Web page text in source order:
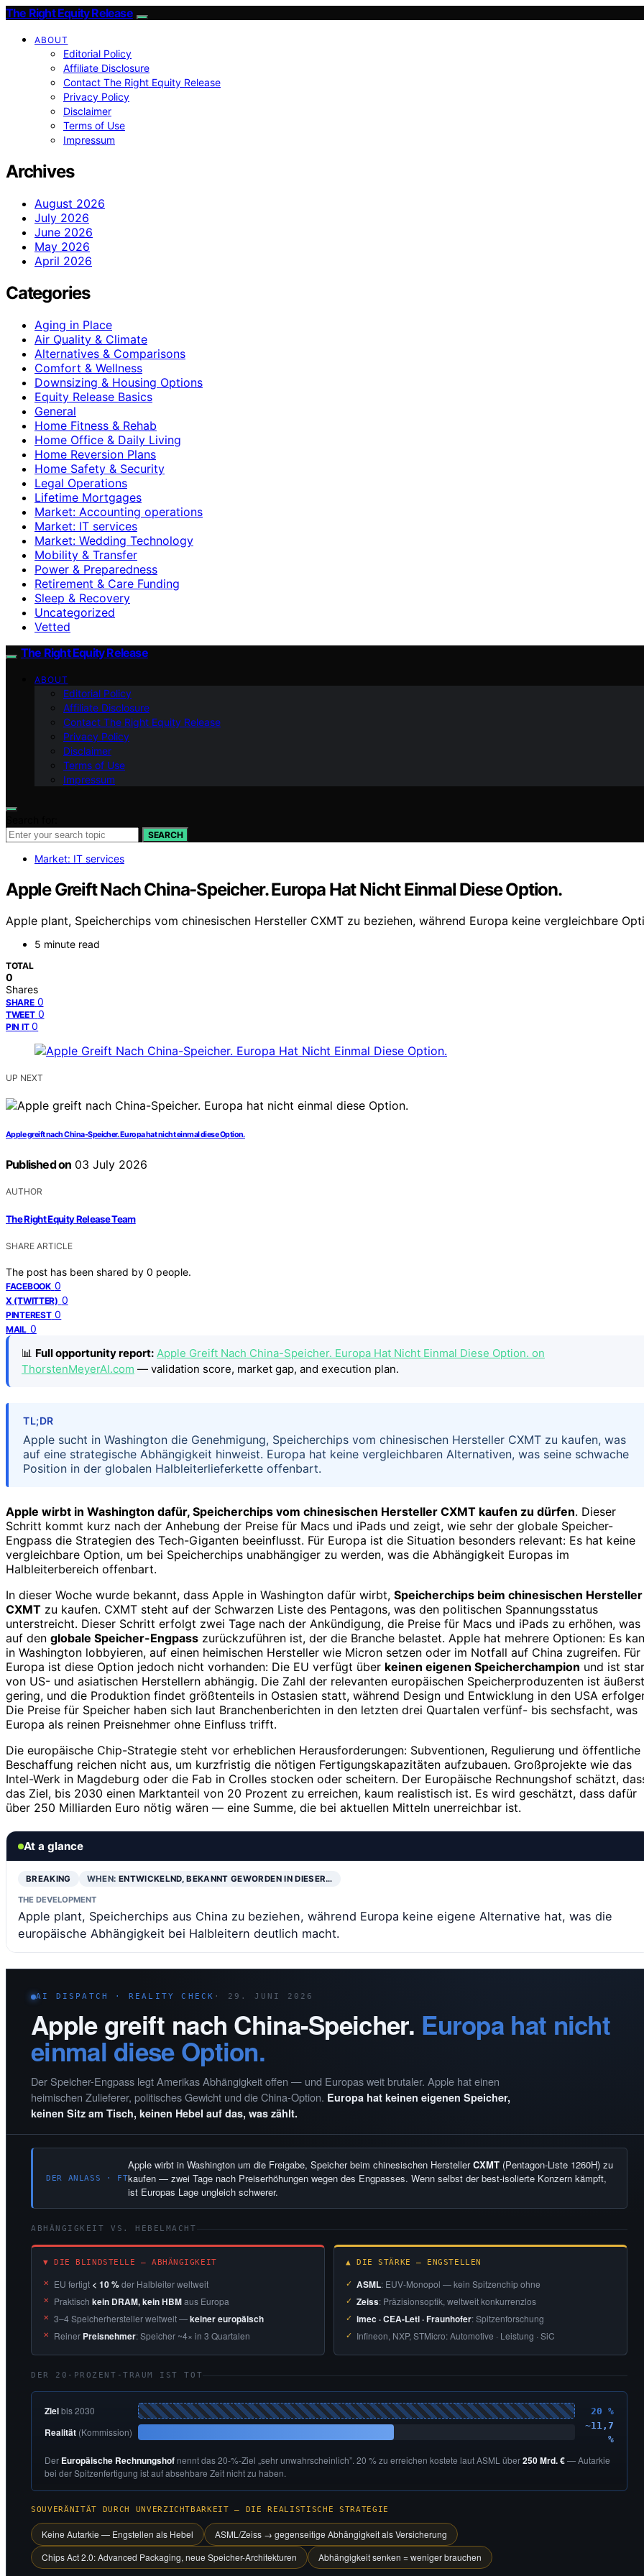
The Right Equity Release
ABOUT
Editorial Policy
Affiliate Disclosure
Contact The Right Equity Release
Privacy Policy
Disclaimer
Terms of Use
Impressum
Archives
August 2026
July 2026
June 2026
May 2026
April 2026
Categories
Aging in Place
Air Quality & Climate
Alternatives & Comparisons
Comfort & Wellness
Downsizing & Housing Options
Equity Release Basics
General
Home Fitness & Rehab
Home Office & Daily Living
Home Reversion Plans
Home Safety & Security
Legal Operations
Lifetime Mortgages
Market: Accounting operations
Market: IT services
Market: Wedding Technology
Mobility & Transfer
Power & Preparedness
Retirement & Care Funding
Sleep & Recovery
Uncategorized
Vetted
The Right Equity Release
ABOUT
Editorial Policy
Affiliate Disclosure
Contact The Right Equity Release
Privacy Policy
Disclaimer
Terms of Use
Impressum
SEARCH
Market: IT services
Apple Greift Nach China-Speicher. Europa Hat Nicht Einmal Diese Option.
Apple plant, Speicherchips vom chinesischen Hersteller CXMT zu beziehen, während Europa keine vergleichbare
5 minute read
TOTAL
0
Shares
SHARE 0
TWEET 0
PIN IT 0
UP NEXT
Apple greift nach China-Speicher. Europa hat nicht einmal diese Option.
Published on 03 July 2026
AUTHOR
The Right Equity Release Team
SHARE ARTICLE
The post has been shared by 0 people.
FACEBOOK 0
X (TWITTER) 0
PINTEREST 0
MAIL 0
📊 Full opportunity report: Apple Greift Nach China-Speicher. Europa Hat Nicht Einmal Diese Option. on
ThorstenMeyerAI.com — validation score, market gap, and execution plan.
TL;DR
Apple sucht in Washington die Genehmigung, Speicherchips vom chinesischen Hersteller CXMT zu kaufen, was
auf eine strategische Abhängigkeit hinweist. Europa hat keine vergleichbaren Alternativen, was seine schwache
Position in der globalen Halbleiterlieferkette offenbart.
Apple wirbt in Washington dafür, Speicherchips vom chinesischen Hersteller CXMT kaufen zu dürfen. Dieser
Schritt kommt kurz nach der Anhebung der Preise für Macs und iPads und zeigt, wie sehr der globale Speicher-
Engpass die Strategien des Tech-Giganten beeinflusst. Für Europa ist die Situation besonders relevant: Es hat keine
vergleichbare Option, um bei Speicherchips unabhängiger zu werden, was die Abhängigkeit Europas im
Halbleiterbereich offenbart.
In dieser Woche wurde bekannt, dass Apple in Washington dafür wirbt, Speicherchips beim chinesischen Hersteller
CXMT zu kaufen. CXMT steht auf der Schwarzen Liste des Pentagons, was den politischen Spannungsstatus
unterstreicht. Dieser Schritt erfolgt zwei Tage nach der Ankündigung, die Preise für Macs und iPads zu erhöhen, was
auf den globale Speicher-Engpass zurückzuführen ist, der die Branche belastet. Apple hat mehrere Optionen: Es
in Washington lobbyieren, auf einen heimischen Hersteller wie Micron setzen oder im Notfall auf China zugreifen. Für
Europa ist diese Option jedoch nicht vorhanden: Die EU verfügt über keinen eigenen Speicherchampion und ist
von US- und asiatischen Herstellern abhängig. Die Zahl der relevanten europäischen Speicherproduzenten ist äußerst
gering, und die Produktion findet größtenteils in Ostasien statt, während Design und Entwicklung in den USA
Die Preise für Speicher haben sich laut Branchenberichten in den letzten drei Quartalen verfünf- bis sechsfacht, was
Europa als reinen Preisnehmer ohne Einfluss trifft.
Die europäische Chip-Strategie steht vor erheblichen Herausforderungen: Subventionen, Regulierung und öffentliche
Beschaffung reichen nicht aus, um kurzfristig die nötigen Fertigungskapazitäten aufzubauen. Großprojekte wie das
Intel-Werk in Magdeburg oder die Fab in Crolles stocken oder scheitern. Der Europäische Rechnungshof schätzt,
das Ziel, bis 2030 einen Marktanteil von 20 Prozent zu erreichen, kaum realistisch ist. Es wird geschätzt, dass dafür
über 250 Milliarden Euro nötig wären — eine Summe, die bei aktuellen Mitteln unerreichbar ist.
At a glance
BREAKING WHEN: ENTWICKELND, BEKANNT GEWORDEN IN DIESER…
THE DEVELOPMENT
Apple plant, Speicherchips aus China zu beziehen, während Europa keine eigene Alternative hat, was die
europäische Abhängigkeit bei Halbleitern deutlich macht.
AI DISPATCH · REALITY CHECK · 29. JUNI 2026
Apple greift nach China-Speicher. Europa hat nicht
einmal diese Option.
Der Speicher-Engpass legt Amerikas Abhängigkeit offen — und Europas weit brutaler. Apple hat einen
heimischen Zulieferer, politisches Gewicht und die China-Option. Europa hat keinen eigenen Speicher,
keinen Sitz am Tisch, keinen Hebel auf das, was zählt.
DER ANLASS · FT
Apple wirbt in Washington um die Freigabe, Speicher beim chinesischen HerstellerCXMT (Pentagon-Liste 1260H) zu
kaufen — zwei Tage nach Preiserhöhungen wegen des Engpasses. Wenn selbst der best-isolierte Konzern kämpft,
ist Europas Lage ungleich schwerer.
ABHÄNGIGKEIT VS. HEBELMACHT
▼ DIE BLINDSTELLE — ABHÄNGIGKEIT
EU fertigt < 10 %der Halbleiter weltweit
Praktisch kein DRAM, kein HBMaus Europa
3–4 Speicherhersteller weltweit —keiner europäisch
Reiner Preisnehmer: Speicher ~4× in 3 Quartalen
▲ DIE STÄRKE — ENGSTELLEN
ASML: EUV-Monopol — kein Spitzenchip ohne
Zeiss: Präzisionsoptik, weltweit konkurrenzlos
imec · CEA-Leti · Fraunhofer: Spitzenforschung
Infineon, NXP, STMicro: Automotive · Leistung · SiC
DER 20-PROZENT-TRAUM IST TOT
Zielbis 2030 20 %
Realität (Kommission)
~11,7
%
Der Europäische Rechnungshof nennt das 20-%-Ziel „sehr unwahrscheinlich”. 20 % zu erreichen kostete laut ASML über250 Mrd. €— Autarkie
bei der Spitzenfertigung ist auf absehbare Zeit nicht zu haben.
SOUVERÄNITÄT DURCH UNVERZICHTBARKEIT — DIE REALISTISCHE STRATEGIE
Keine Autarkie — Engstellen als Hebel
ASML/Zeiss → gegenseitige Abhängigkeit als Versicherung
Chips Act 2.0: Advanced Packaging, neue Speicher-Architekturen
Abhängigkeit senken = weniger brauchen